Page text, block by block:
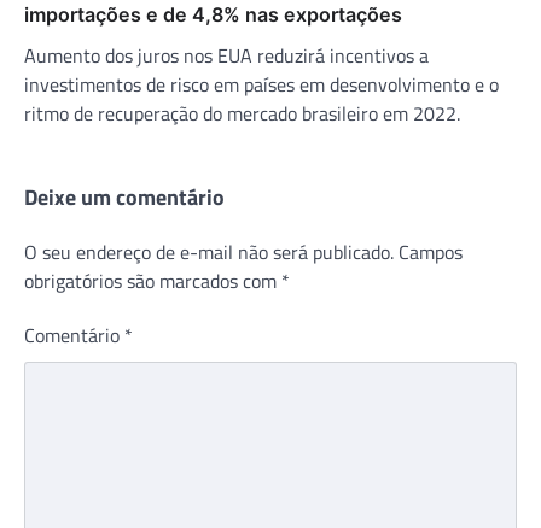
importações e de 4,8% nas exportações
Aumento dos juros nos EUA reduzirá incentivos a
investimentos de risco em países em desenvolvimento e o
ritmo de recuperação do mercado brasileiro em 2022.
Deixe um comentário
O seu endereço de e-mail não será publicado. Campos
obrigatórios são marcados com *
Comentário *